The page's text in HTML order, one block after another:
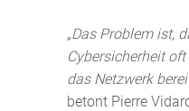
„Das Problem ist,
Cybersicherheit
das Netzwerk
betont Pierre